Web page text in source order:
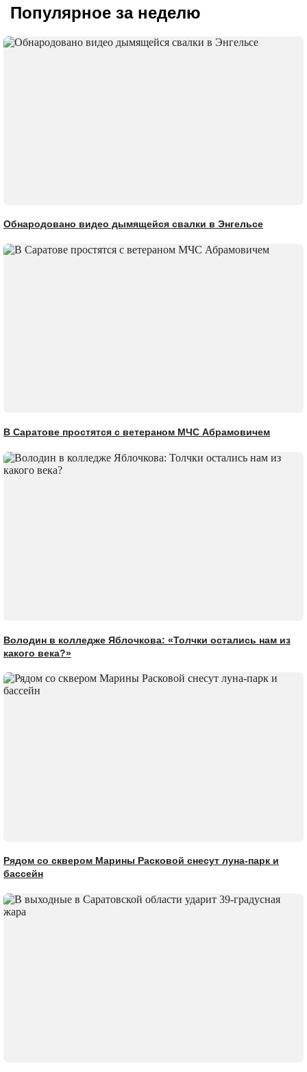
Популярное за неделю
Обнародовано видео дымящейся свалки в Энгельсе
В Саратове простятся с ветераном МЧС Абрамовичем
Володин в колледже Яблочкова: «Толчки остались нам из
какого века?»
Рядом со сквером Марины Расковой снесут луна-парк и
бассейн